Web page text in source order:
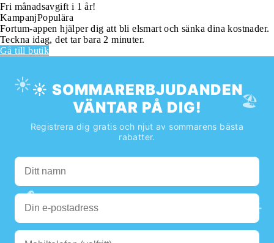
Fri månadsavgift i 1 år!
KampanjPopulära
Fortum-appen hjälper dig att bli elsmart och sänka dina kostnader.
Teckna idag, det tar bara 2 minuter.
Gå till butik
☀️
🏖️
🌊
☀️
☀️ SOMMARERBJUDANDEN
VÄNTAR PÅ DIG!
Registrera dig gratis och njut av sommarens bästa
rabatter.